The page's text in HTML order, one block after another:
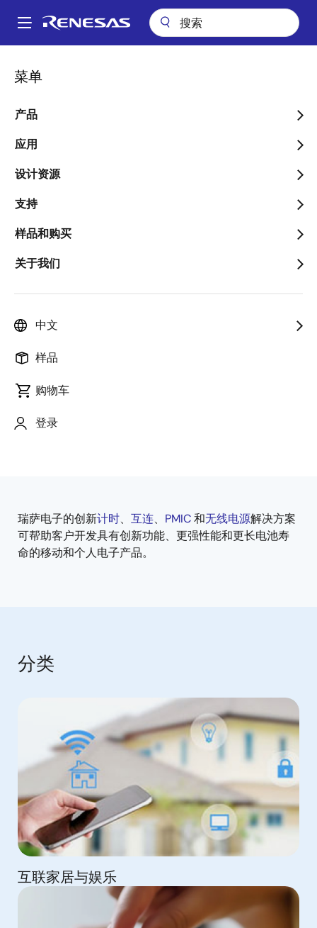
到
Main
菜单
产品
应用
设计资源
支持
样品和购买
关于我们
中文
样品
购物车
登录
面
包
屑
概
述
瑞萨电子的创新计时、 互连、 PMIC和无线电源解决方案
可帮助客户开发具有创新功能、更强性能和更长电池寿
命的移动和个人电子产品。
分类
互联家居与娱乐